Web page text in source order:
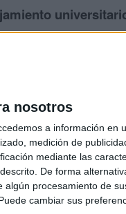
nosotros
a información en
medición de
mediante las
De forma
algún procesamiento de
cambiar sus
y colegios
Aviso legal
© 2003-2026Compás